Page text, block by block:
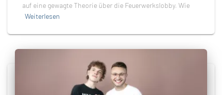
auf eine gewagte Theorie über die Feuerwerkslobby. Wie
Weiterlesen